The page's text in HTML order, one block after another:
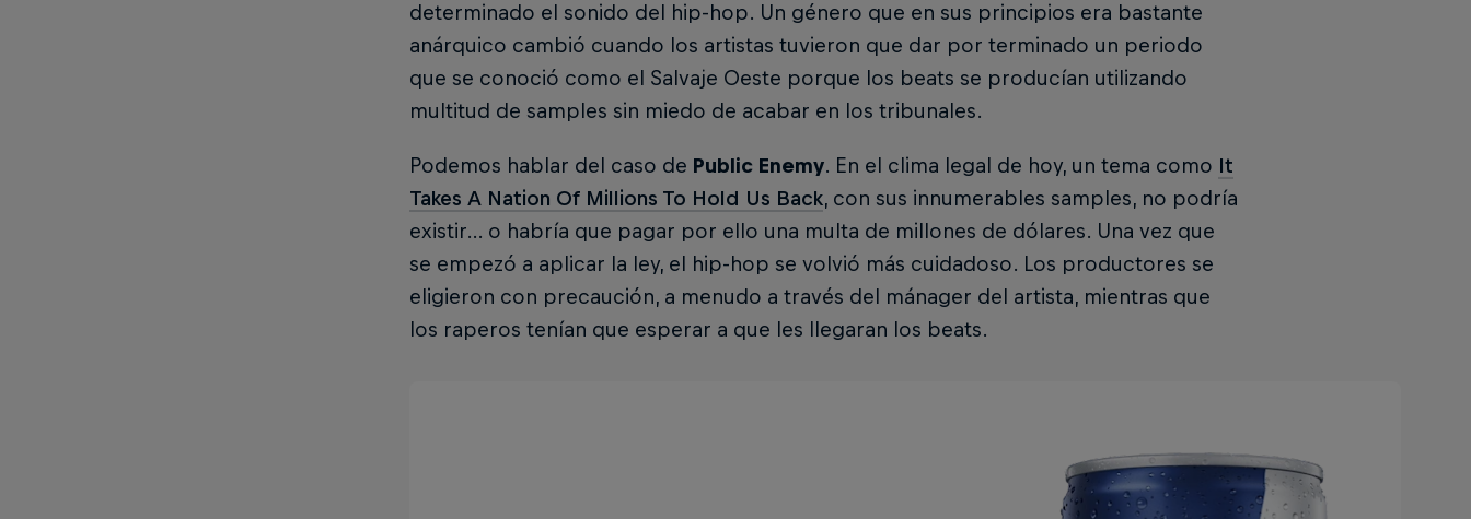
determinado el sonido del hip-hop. Un género que en sus principios era bastante
anárquico cambió cuando los artistas tuvieron que dar por terminado un periodo
que se conoció como el Salvaje Oeste porque los beats se producían utilizando
multitud de samples sin miedo de acabar en los tribunales.
Podemos hablar del caso de Public Enemy. En el clima legal de hoy, un tema como It
Takes A Nation Of Millions To Hold Us Back, con sus innumerables samples, no podría
existir… o habría que pagar por ello una multa de millones de dólares. Una vez que
se empezó a aplicar la ley, el hip-hop se volvió más cuidadoso. Los productores se
eligieron con precaución, a menudo a través del mánager del artista, mientras que
los raperos tenían que esperar a que les llegaran los beats.